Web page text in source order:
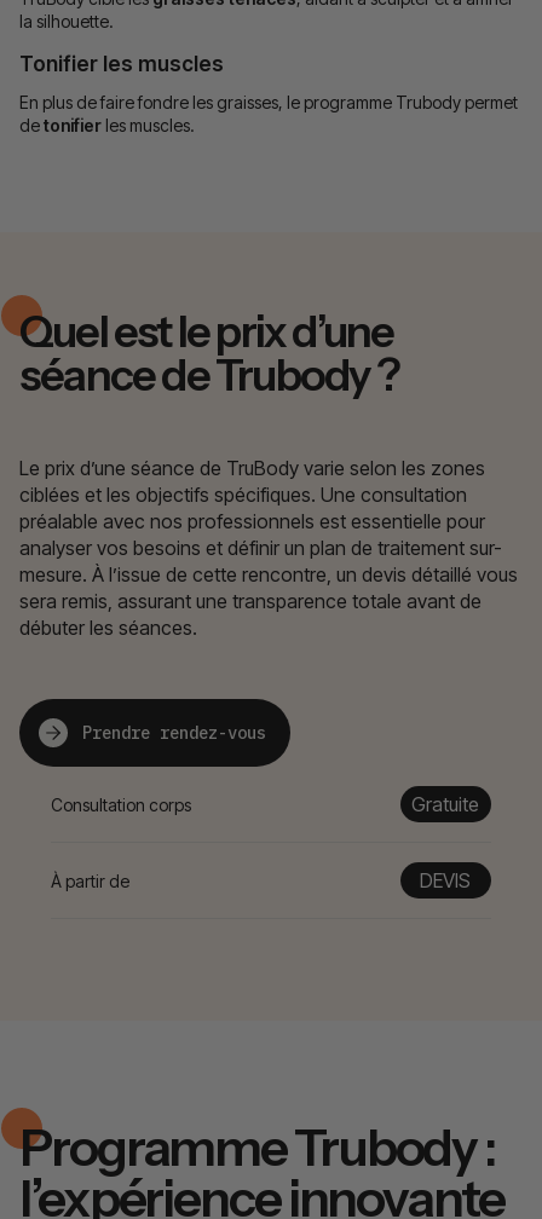
la silhouette.
Tonifier les muscles
En plus de faire fondre les graisses, le programme Trubody permet
detonifier les muscles.
Quel est le prix d’une
séance de Trubody ?
Le prix d’une séance de TruBody varie selon les zones
ciblées et les objectifs spécifiques. Une consultation
préalable avec nos professionnels est essentielle pour
analyser vos besoins et définir un plan de traitement sur-
mesure. À l’issue de cette rencontre, un devis détaillé vous
sera remis, assurant une transparence totale avant de
débuter les séances.
Prendre rendez-vous
Consultation corps Gratuite
À partir de DEVIS
Programme Trubody :
l’expérience innovante